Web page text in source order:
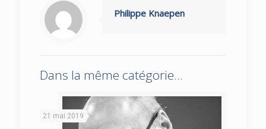
Philippe Knaepen
Dans la même catégorie...
21 mai 2019